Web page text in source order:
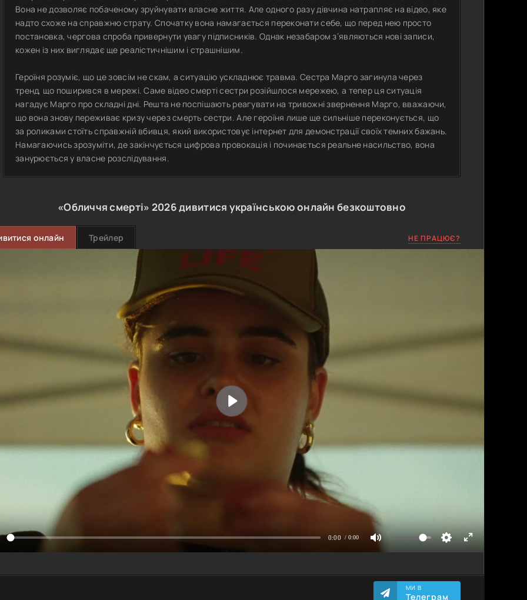
Вона не дозволяє побаченому зруйнувати власне життя. Але одного разу дівчина натрапляє на відео, яке
надто схоже на справжню страту. Спочатку вона намагається переконати себе, що перед нею просто
постановка, чергова спроба привернути увагу підписників. Однак незабаром з’являються нові записи,
кожен із них виглядає ще реалістичнішим і страшнішим.
Героїня розуміє, що це зовсім не скам, а ситуацію ускладнює травма. Сестра Марго загинула через
тренд, що поширився в мережі. Саме відео смерті сестри розійшлося мережею, а тепер ця ситуація
нагадує Марго про складні дні. Решта не поспішають реагувати на тривожні звернення Марго, вважаючи,
що вона знову переживає кризу через смерть сестри. Але героїня лише ще сильніше переконується, що
за роликами стоїть справжній вбивця, який використовує інтернет для демонстрації своїх темних бажань.
Намагаючись зрозуміти, де закінчується цифрова провокація і починається реальне насильство, вона
занурюється у власне розслідування.
«Обличчя смерті» 2026дивитися українською онлайн безкоштовно
онлайн Трейлер НЕ ПРАЦЮЄ?
МИ В
Телеграм